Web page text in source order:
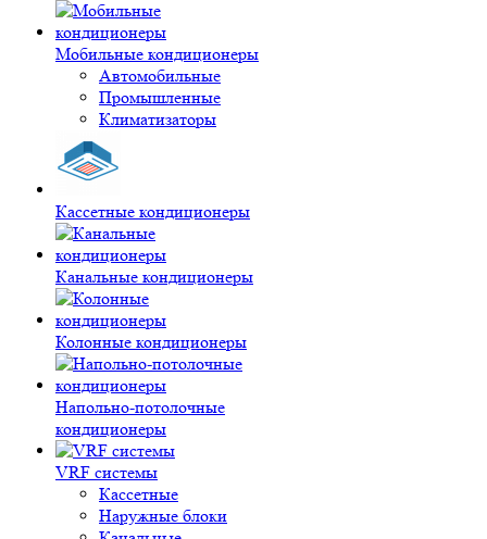
Мобильные кондиционеры
Автомобильные
Промышленные
Климатизаторы
Кассетные кондиционеры
Канальные кондиционеры
Колонные кондиционеры
Напольно-потолочные
кондиционеры
VRF системы
Кассетные
Наружные блоки